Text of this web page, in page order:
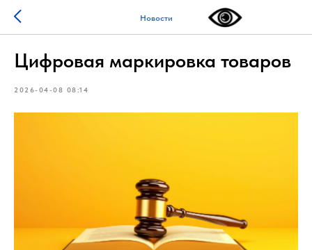
Новости
Цифровая маркировка товаров
2026-04-08 08:14